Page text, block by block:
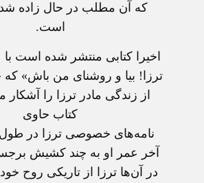
که آن مطلب در حال زاده
است.
اخیرا کتابی منتشر شده است با
ترزا! بیا و روشنای من باش» که
از زندگی مادر ترزا را آشکار
کتاب حاوی
نامه‌های خصوصی ترزا در
آخر عمر او به چند کشیش
در آن‌ها ترزا از تاریکی روح